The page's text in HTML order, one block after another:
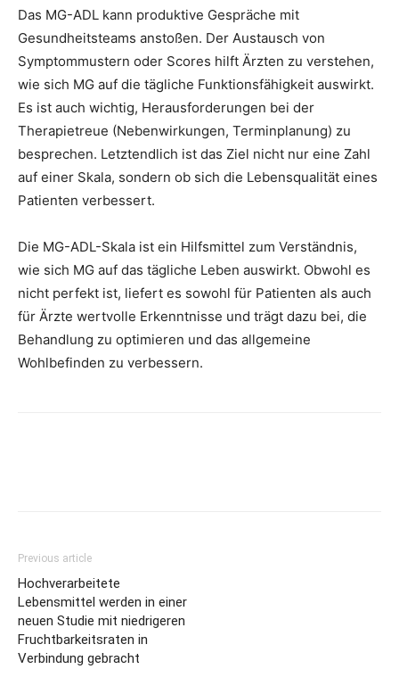
Das MG-ADL kann produktive Gespräche mit
Gesundheitsteams anstoßen. Der Austausch von
Symptommustern oder Scores hilft Ärzten zu verstehen,
wie sich MG auf die tägliche Funktionsfähigkeit auswirkt.
Es ist auch wichtig, Herausforderungen bei der
Therapietreue (Nebenwirkungen, Terminplanung) zu
besprechen. Letztendlich ist das Ziel nicht nur eine Zahl
auf einer Skala, sondern ob sich die Lebensqualität eines
Patienten verbessert.
Die MG-ADL-Skala ist ein Hilfsmittel zum Verständnis,
wie sich MG auf das tägliche Leben auswirkt. Obwohl es
nicht perfekt ist, liefert es sowohl für Patienten als auch
für Ärzte wertvolle Erkenntnisse und trägt dazu bei, die
Behandlung zu optimieren und das allgemeine
Wohlbefinden zu verbessern.
Previous article
Hochverarbeitete
Lebensmittel werden in einer
neuen Studie mit niedrigeren
Fruchtbarkeitsraten in
Verbindung gebracht